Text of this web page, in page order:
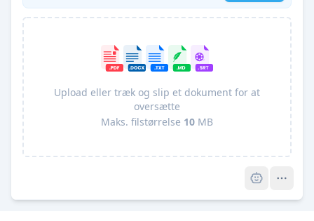
Upload eller træk og slip et dokument for at
oversætte
Maks. filstørrelse 10 MB